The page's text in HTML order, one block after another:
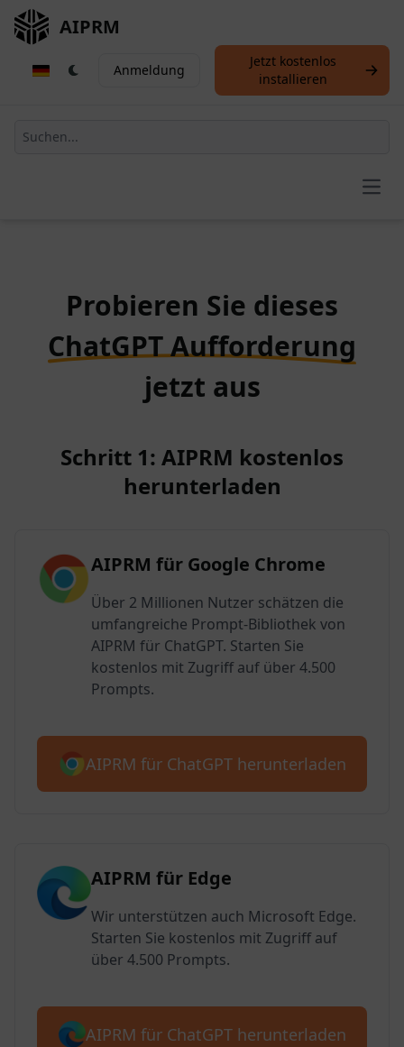
AIPRM
Anmeldung
Jetzt kostenlos
installieren
Probieren Sie dieses
ChatGPT Aufforderung
jetzt aus
Schritt 1: AIPRM kostenlos
herunterladen
AIPRM für Google Chrome
Über 2 Millionen Nutzer schätzen die
umfangreiche Prompt-Bibliothek von
AIPRM für ChatGPT. Starten Sie
kostenlos mit Zugriff auf über 4.500
Prompts.
AIPRM für ChatGPT herunterladen
AIPRM für Edge
Wir unterstützen auch Microsoft Edge.
Starten Sie kostenlos mit Zugriff auf
über 4.500 Prompts.
AIPRM für ChatGPT herunterladen